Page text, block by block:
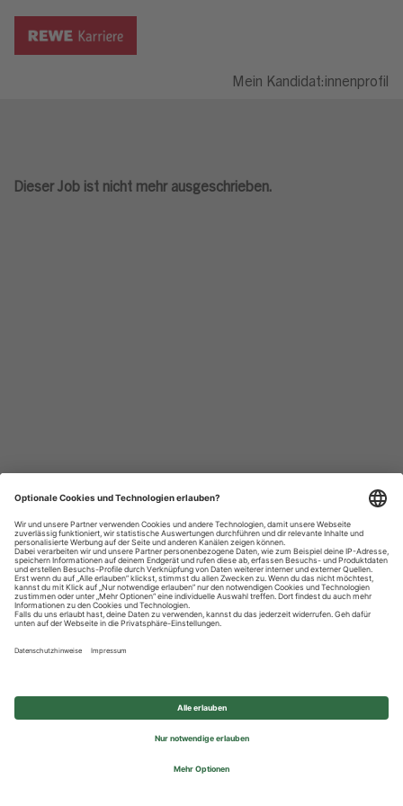
Mein Kandidat:innenprofil
Dieser Job ist nicht mehr ausgeschrieben.
Datenschutzhinweise
Impressum
Privatsphäre-Einstellungen
© 2026 REWE Group - All rights reserved